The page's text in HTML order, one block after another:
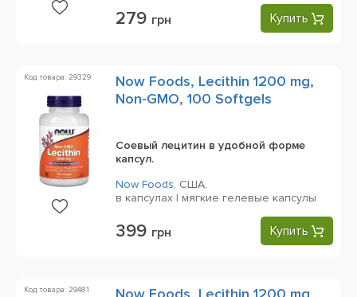
279 грн Купить
Код товара: 29329
Now Foods, Lecithin 1200 mg,
Non-GMO, 100 Softgels
Соевый лецитин в удобной форме
капсул.
Now Foods, США,
в капсулах | мягкие гелевые капсулы
399 грн Купить
Код товара: 29481